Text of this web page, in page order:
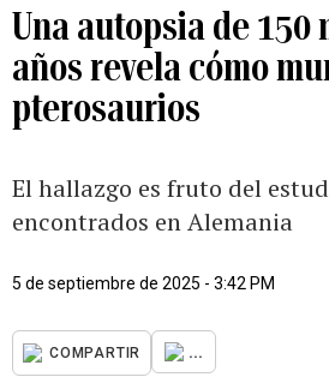
Una autopsia de 150
años revela cómo
pterosaurios
El hallazgo es fruto del
encontrados en Alemania
5 de septiembre de 2025 - 3:42 PM
COMPARTIR ...